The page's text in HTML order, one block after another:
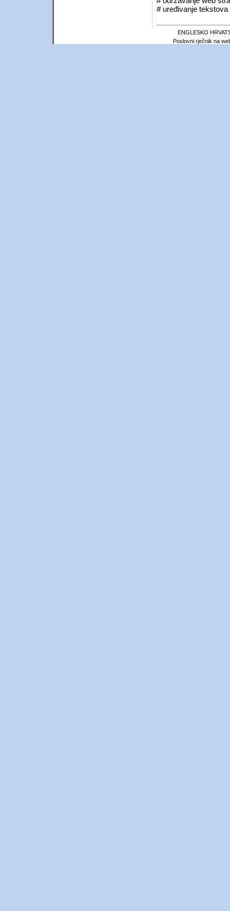
# uređivanje
ENGLESKO
Poslovni rječnik na